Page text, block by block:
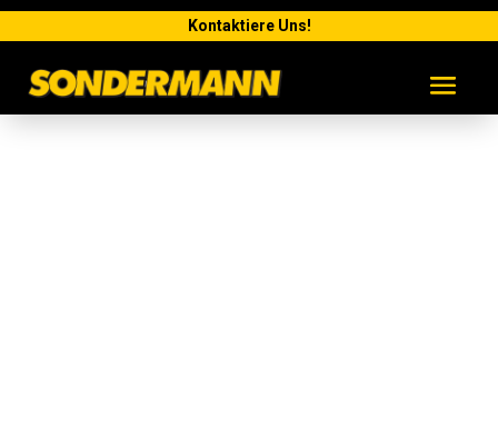
Kontaktiere Uns!